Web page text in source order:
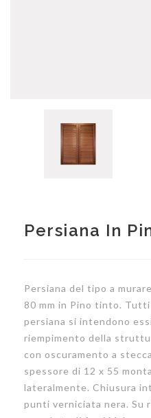
Persiana In
Persiana del tipo a
80 mm in Pino tinto.
persiana si intendono
riempimento della
con oscuramento a
spessore di 12 x 55
lateralmente. Chiusura
punti verniciata nera. Su